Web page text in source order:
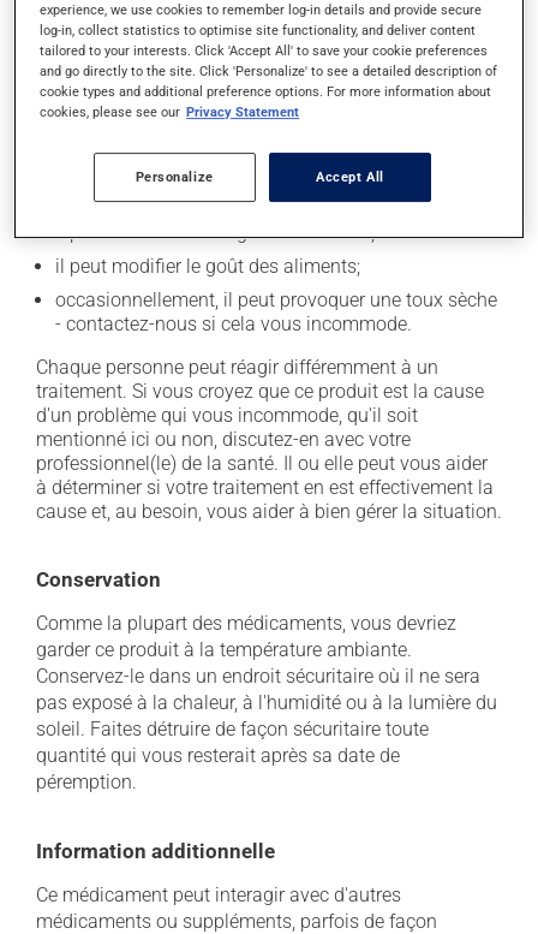
En plus de ses effets recherchés, ce produit peut à
l'occasion entraîner certains effets indésirables (effets
secondaires), notamment :
il peut causer des maux de tête;
il peut causer des étourdissements - levez-vous
lentement et soyez prudent avant de prendre le
volant;
il peut causer une fatigue inhabituelle;
il peut modifier le goût des aliments;
occasionnellement, il peut provoquer une toux sèche
- contactez-nous si cela vous incommode.
Chaque personne peut réagir différemment à un
traitement. Si vous croyez que ce produit est la cause
d'un problème qui vous incommode, qu'il soit
mentionné ici ou non, discutez-en avec votre
professionnel(le) de la santé. Il ou elle peut vous aider
à déterminer si votre traitement en est effectivement la
cause et, au besoin, vous aider à bien gérer la situation.
Conservation
Comme la plupart des médicaments, vous devriez
garder ce produit à la température ambiante.
Conservez-le dans un endroit sécuritaire où il ne sera
pas exposé à la chaleur, à l'humidité ou à la lumière du
soleil. Faites détruire de façon sécuritaire toute
quantité qui vous resterait après sa date de
péremption.
Information additionnelle
Ce médicament peut interagir avec d'autres
médicaments ou suppléments, parfois de façon
experience, we use cookies to remember log-in details and provide secure
log-in, collect statistics to optimise site functionality, and deliver content
tailored to your interests. Click 'Accept All' to save your cookie preferences
and go directly to the site. Click 'Personalize' to see a detailed description of
cookie types and additional preference options. For more information about
cookies, please see our Privacy Statement
Personalize Accept All